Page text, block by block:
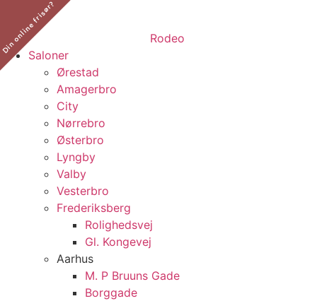
Saloner
Ørestad
Amagerbro
City
Nørrebro
Østerbro
Lyngby
Valby
Vesterbro
Frederiksberg
Rolighedsvej
Gl. Kongevej
Aarhus
M. P Bruuns Gade
Borggade
online frisør?